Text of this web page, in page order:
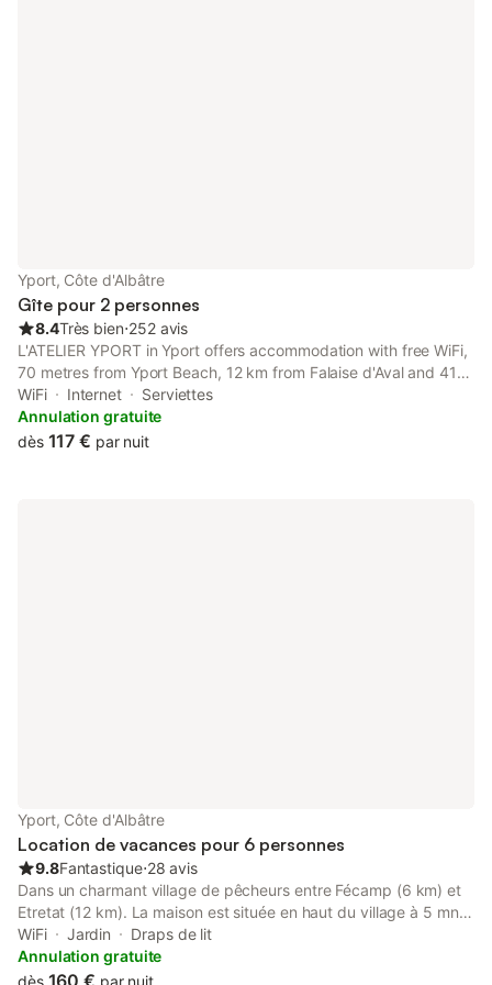
Yport, Côte d'Albâtre
Gîte pour 2 personnes
8.4Très bien⋅252 avis
L'ATELIER YPORT in Yport offers accommodation with free WiFi,
70 metres from Yport Beach, 12 km from Falaise d'Aval and 41
km from Saint-Michel's Church.
WiFi Internet
Serviettes
Annulation gratuite
dès 117 € par nuit
Yport, Côte d'Albâtre
Location de vacances pour 6 personnes
9.8Fantastique⋅28 avis
Dans un charmant village de pêcheurs entre Fécamp (6 km) et
Etretat (12 km). La maison est située en haut du village à 5 mn à
pied des commerces et 8 mn à pied de la plage d'Yport. Au rez-
de-chaussée : Un séjour salon-salle à manger, toilettes, une
cuisine équipée : four, micro-ondes, plaques, frigidaire-
WiFi Jardin
Draps de lit
Annulation gratuite
dès 160 € par nuit